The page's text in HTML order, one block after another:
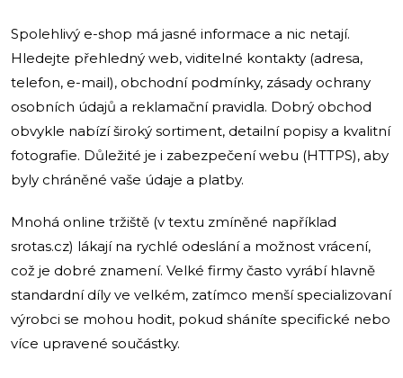
Spolehlivý e-shop má jasné informace a nic netají.
Hledejte přehledný web, viditelné kontakty (adresa,
telefon, e-mail), obchodní podmínky, zásady ochrany
osobních údajů a reklamační pravidla. Dobrý obchod
obvykle nabízí široký sortiment, detailní popisy a kvalitní
fotografie. Důležité je i zabezpečení webu (HTTPS), aby
byly chráněné vaše údaje a platby.
Mnohá online tržiště (v textu zmíněné například
srotas.cz) lákají na rychlé odeslání a možnost vrácení,
což je dobré znamení. Velké firmy často vyrábí hlavně
standardní díly ve velkém, zatímco menší specializovaní
výrobci se mohou hodit, pokud sháníte specifické nebo
více upravené součástky.